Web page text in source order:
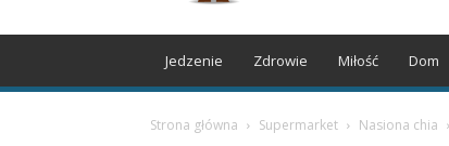
Jedzenie Zdrowie Miłość Dom
Strona główna Supermarket Nasiona chia